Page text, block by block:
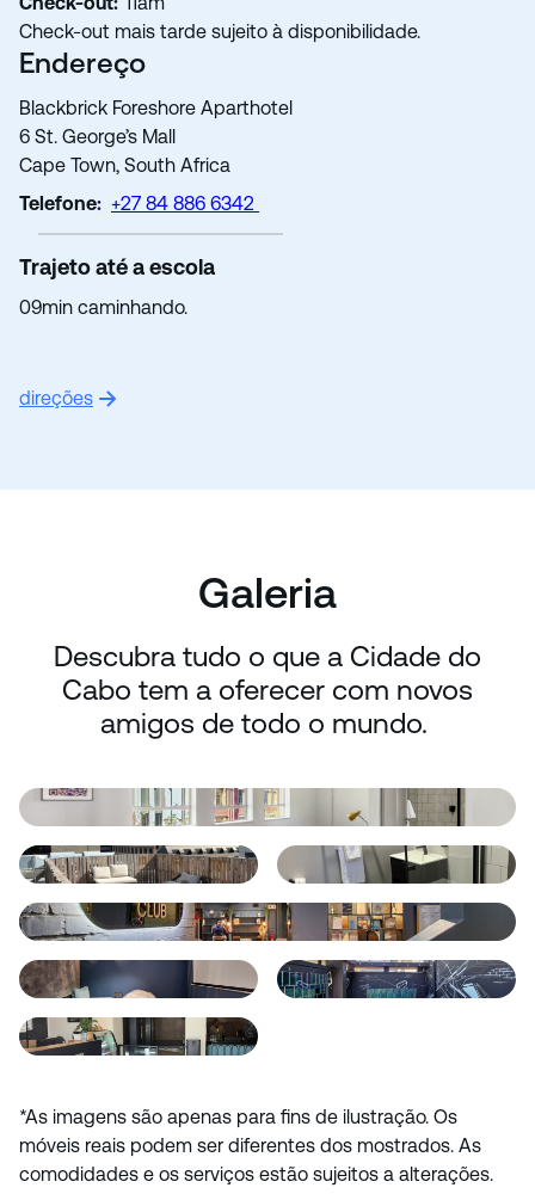
direções
Check-out mais tarde sujeito à disponibilidade.
Endereço
Blackbrick Foreshore Aparthotel
6 St. George’s Mall
Cape Town, South Africa
Telefone: +27 84 886 6342
Trajeto até a escola
09min caminhando.
Galeria
Descubra tudo o que a Cidade do
Cabo tem a oferecer com novos
amigos de todo o mundo.
*As imagens são apenas para fins de ilustração. Os
móveis reais podem ser diferentes dos mostrados. As
comodidades e os serviços estão sujeitos a alterações.